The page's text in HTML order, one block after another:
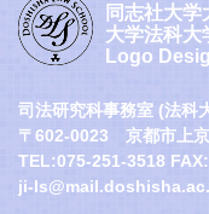
同志社大
大学法科大
Logo
司法研究科事務室 (法科
〒602-0023 京都市上
TEL:075-251-3518
ji-